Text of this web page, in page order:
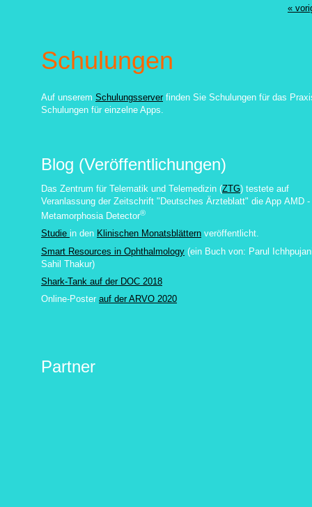
«
Schulungen
Auf unserem Schulungsserver finden Sie Schulungen für das
Schulungen für einzelne Apps.
Blog (Veröffentlichungen)
Das Zentrum für Telematik und Telemedizin (ZTG) testete auf
Veranlassung der Zeitschrift "Deutsches Ärzteblatt" die App AMD -
Metamorphosia Detector®
Studie in den Klinischen Monatsblättern veröffentlicht.
Smart Resources in Ophthalmology (ein Buch von: Parul
Sahil Thakur)
Shark-Tank auf der DOC 2018
Online-Poster auf der ARVO 2020
Partner